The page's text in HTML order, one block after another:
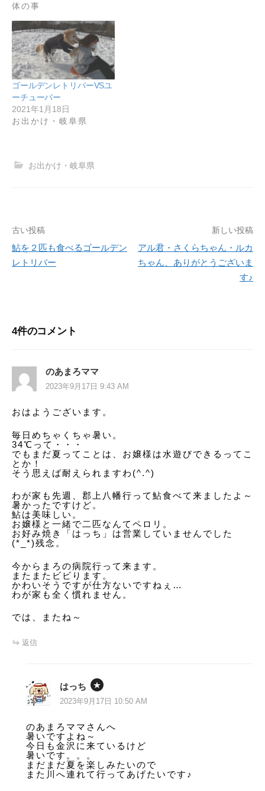
体の事
ゴールデンレトリバーVSユ
ーチューバー
2021年1月18日
お出かけ・岐阜県
お出かけ・岐阜県
投
稿
ゲ
シ
ョ
ン
古い投稿
鮎を２匹も食べるゴールデン
レトリバー
新しい投稿
アル君・さくらちゃん・ルカ
ちゃん、ありがとうございま
す♪
4件のコメント
のあまろママ
2023年9月17日 9:43 AM
おはようございます。
毎日めちゃくちゃ暑い。
34℃って・・・
でもまだ夏ってことは、お嬢様は水遊びできるってこ
とか！
そう思えば耐えられますわ(^.^)
わが家も先週、郡上八幡行って鮎食べて来ましたよ～
暑かったですけど。
鮎は美味しい。
お嬢様と一緒で二匹なんてペロリ。
お好み焼き「はっち」は営業していませんでした
(*_*)残念。
今からまろの病院行って来ます。
またまたビビります。
かわいそうですが仕方ないですねぇ…
わが家も全く慣れません。
では、またね～
返信
はっち
2023年9月17日 10:50 AM
のあまろママさんへ
暑いですよね～
今日も金沢に来ているけど
暑いです。。。
まだまだ夏を楽しみたいので
また川へ連れて行ってあげたいです♪